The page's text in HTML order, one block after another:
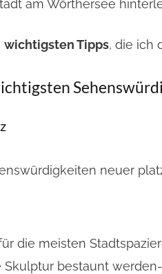
am Wörthersee
wichtigsten Tipps, die ich
die meisten
bestaunt